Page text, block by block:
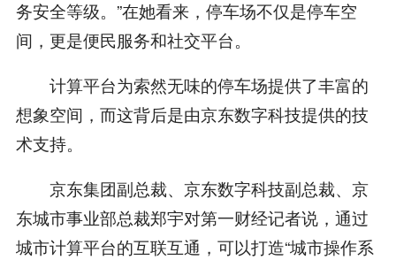
务安全等级。”在她看来，停车场不仅是停车空
间，更是便民服务和社交平台。
计算平台为索然无味的停车场提供了丰富的
想象空间，而这背后是由京东数字科技提供的技
术支持。
京东集团副总裁、京东数字科技副总裁、京
东城市事业部总裁郑宇对第一财经记者说，通过
城市计算平台的互联互通，可以打造“城市操作系